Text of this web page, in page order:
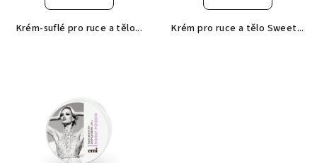
Krém-suflé pro ruce a tělo... Krém pro ruce a tělo Sweet...